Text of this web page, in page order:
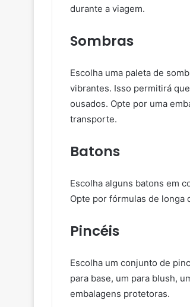
durante a viagem.
Sombras
Escolha uma paleta de
vibrantes. Isso permitirá
ousados. Opte por uma
transporte.
Batons
Escolha alguns batons em
Opte por fórmulas de longa
Pincéis
Escolha um conjunto de
para base, um para blush,
embalagens protetoras.